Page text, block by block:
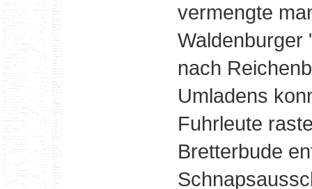
vermengte
Waldenburger
nach
Umladens
Fuhrleute
Bretterbude